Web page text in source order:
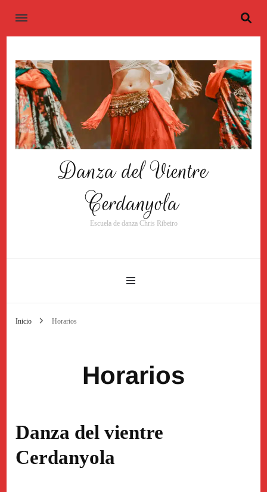
Danza del Vientre
Cerdanyola
Escuela de danza Chris Ribeiro
Inicio Horarios
Horarios
Danza del vientre
Cerdanyola